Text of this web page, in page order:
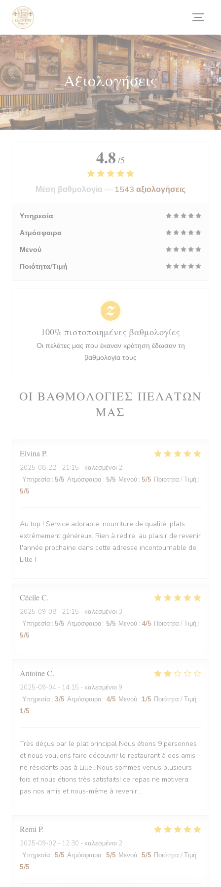
Πίνακας διαχείρισης "Μπισκότων" (Cookies)
Αξιολογήσεις
ΟΙ ΒΑΘΜΟΛΟΓΊΕΣ ΠΕΛΑΤΏΝ
ΜΑΣ
Elvina P
2025-08-22 - 21:15 - καλεσμένοι 2
Υπηρεσία : 5/5 Ατμόσφαιρα : 5/5 Μενού : 5/5 Ποιότητα / Τιμή :
5/5
Au top ! Service adorable, nourriture de qualité, plats
extrêmement généreux. Rien à redire, au plaisir de revenir
l'année prochaine dans cette adresse incontournable de
Lille !
CécileC
2025-09-08 - 21:15 - καλεσμένοι 3
Υπηρεσία : 5/5 Ατμόσφαιρα : 5/5 Μενού : 4/5 Ποιότητα / Τιμή :
5/5
AntoineC
2025-09-04 - 14:15 - καλεσμένοι 9
Υπηρεσία : 3/5 Ατμόσφαιρα : 4/5 Μενού : 1/5 Ποιότητα / Τιμή :
1/5
Très déçus par le plat principal Nous étions 9 personnes
et nous voulions faire découvrir le restaurant à des amis
ne résidants pas à Lille...Nous sommes venus plusieurs
fois et nous étions très satisfaits! ce repas ne motivera
pas nos amis et nous-même à revenir...
Remi P
2025-09-02 - 12:30 - καλεσμένοι 2
Υπηρεσία : 5/5 Ατμόσφαιρα : 5/5 Μενού : 5/5 Ποιότητα / Τιμή :
5/5
4.8 /5
Μέση βαθμολογία — 1543 αξιολογήσεις
Υπηρεσία
Ατμόσφαιρα
Μενού
Ποιότητα/Τιμή
100% πιστοποιημένες βαθμολογίες
Οι πελάτες μας που έκαναν κράτηση έδωσαν τη
βαθμολογία τους